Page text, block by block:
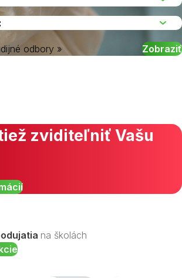
odbory »
zviditeľniť Vašu
na školách